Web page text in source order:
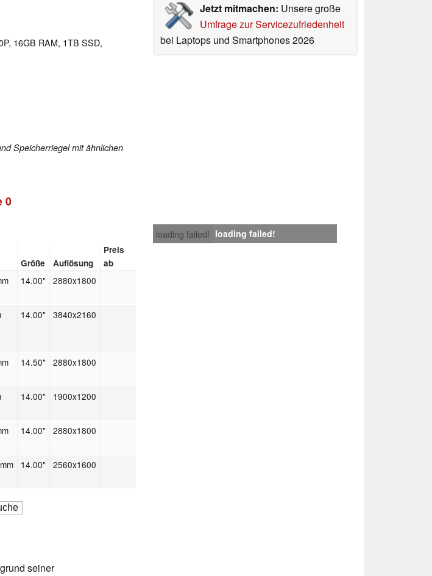
Jetzt mitmachen: Unsere große
Umfrage zur Servicezufriedenheit
bei Laptops und Smartphones 2026
16GB RAM, 1TB SSD,
Speicherriegel mit ähnlichen
0
loading failed! loading failed!
Größe Auflösung
Preis
ab
14.00" 2880x1800
14.00" 3840x2160
14.50" 2880x1800
14.00" 1900x1200
14.00" 2880x1800
14.00" 2560x1600
seiner